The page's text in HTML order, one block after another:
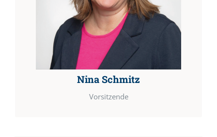
Nina Schmitz
Vorsitzende
ffk-vorstand@freundeskreis-gaienhofen.de